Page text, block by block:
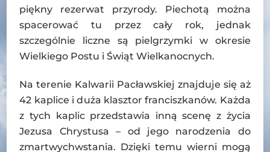
piękny rezerwat przyrody. Piechotą można
spacerować tu przez cały rok, jednak
szczególnie liczne są pielgrzymki w okresie
Wielkiego Postu i Świąt Wielkanocnych.
Na terenie Kalwarii Pacławskiej znajduje się aż
42 kaplice i duża klasztor franciszkanów. Każda
z tych kaplic przedstawia inną scenę z życia
Jezusa Chrystusa – od jego narodzenia do
zmartwychwstania. Dzięki temu wierni mogą